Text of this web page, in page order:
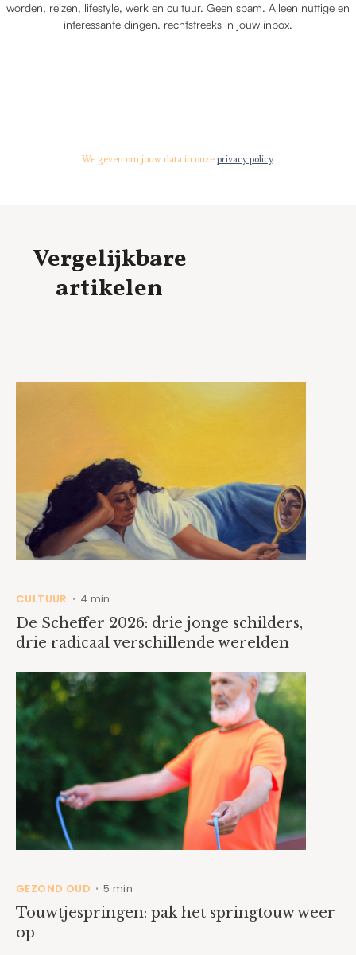
worden, reizen, lifestyle, werk en cultuur. Geen spam. Alleen nuttige en
interessante dingen, rechtstreeks in jouw inbox.
We geven om jouw data in onze privacy policy.
Vergelijkbare
artikelen
CULTUUR • 4 min
De Scheffer 2026: drie jonge schilders,
drie radicaal verschillende werelden
GEZOND OUD • 5 min
Touwtjespringen: pak het springtouw weer
op